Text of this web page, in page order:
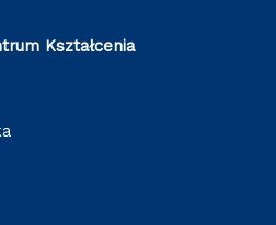
Kształcenia